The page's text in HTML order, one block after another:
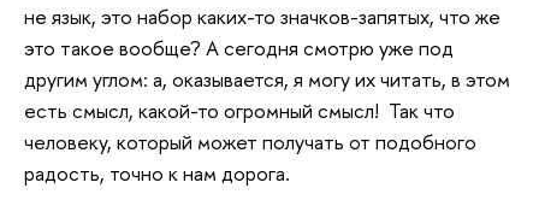
не язык, это набор каких-то значков-запятых, что же
это такое вообще? А сегодня смотрю уже под
другим углом: а, оказывается, я могу их читать, в этом
есть смысл, какой-то огромный смысл! Так что
человеку, который может получать от подобного
радость, точно к нам дорога.